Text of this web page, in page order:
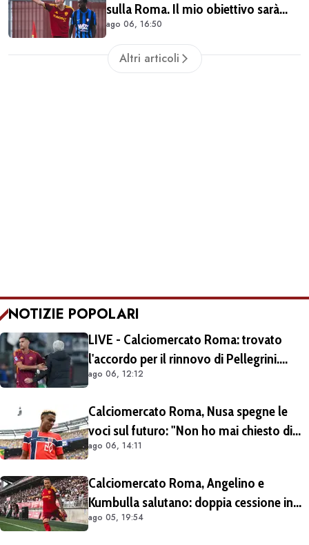
sulla Roma. Il mio obiettivo sarà
giocare il più possibile. La
Champions? Un'emozione unica"
ago 06, 16:50
Altri articoli
NOTIZIE POPOLARI
LIVE - Calciomercato Roma: trovato
l'accordo per il rinnovo di Pellegrini.
Prolungamento di un solo anno
ago 06, 12:12
Calciomercato Roma, Nusa spegne le
voci sul futuro: "Non ho mai chiesto di
lasciare il Lipsia. I media possono scrivere
ago 06, 14:11
Calciomercato Roma, Angelino e
Kumbulla salutano: doppia cessione in
Spagna
ago 05, 19:54